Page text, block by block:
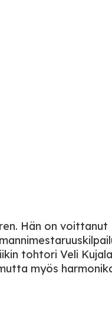
Hän on voittanut
tohtori Veli
myös